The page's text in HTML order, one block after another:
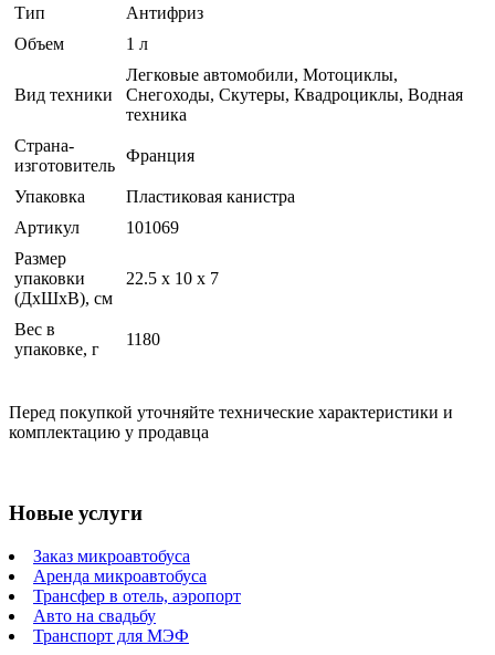
Тип
Антифриз
Объем
1 л
Вид техники
Легковые автомобили, Мотоциклы,
Снегоходы, Скутеры, Квадроциклы, Водная
техника
Страна-
изготовитель
Франция
Упаковка
Пластиковая канистра
Артикул
101069
Размер
упаковки
(ДхШхВ), см
22.5 x 10 x 7
Вес в
упаковке, г
1180
Перед покупкой уточняйте технические характеристики и
комплектацию у продавца
Новые услуги
Заказ микроавтобуса
Аренда микроавтобуса
Трансфер в отель, аэропорт
Авто на свадьбу
Транспорт для МЭФ